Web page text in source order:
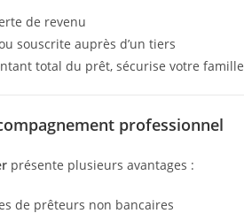
de revenu
souscrite auprès d’un tiers
total du prêt, sécurise votre famille
professionnel
présente plusieurs avantages :
de prêteurs non bancaires